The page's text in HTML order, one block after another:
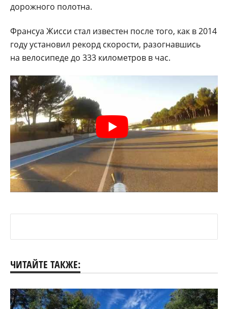
дорожного полотна.
Франсуа Жисси стал известен после того, как в 2014
году установил рекорд скорости, разогнавшись
на велосипеде до 333 километров в час.
ЧИТАЙТЕ ТАКЖЕ: